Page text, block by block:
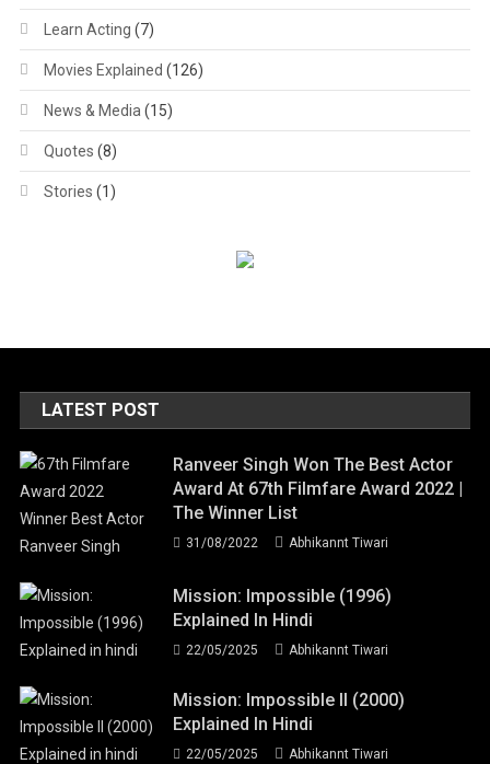
Learn Acting (7)
Movies Explained (126)
News & Media(15)
Quotes (8)
Stories (1)
LATEST POST
Ranveer Singh Won The Best Actor
Award At 67th Filmfare Award 2022 |
The Winner List
31/08/2022 Abhikannt Tiwari
Mission: Impossible (1996)
Explained In Hindi
22/05/2025 Abhikannt Tiwari
Mission: Impossible II (2000)
Explained In Hindi
22/05/2025 Abhikannt Tiwari